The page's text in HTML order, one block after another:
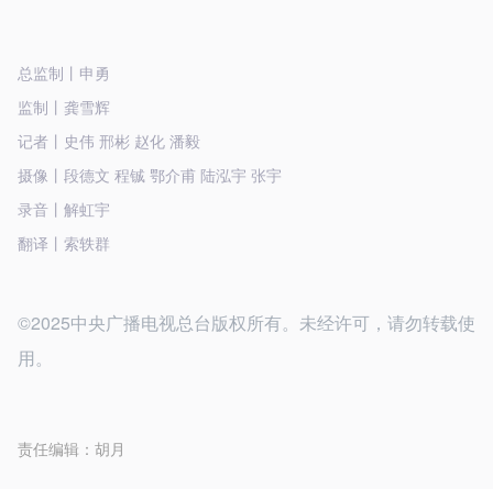
总监制丨申勇
监制丨龚雪辉
记者丨史伟 邢彬 赵化 潘毅
摄像丨段德文 程铖 鄂介甫 陆泓宇 张宇
录音丨解虹宇
翻译丨索轶群
©2025中央广播电视总台版权所有。未经许可，请勿转载使
用。
责任编辑： 胡月